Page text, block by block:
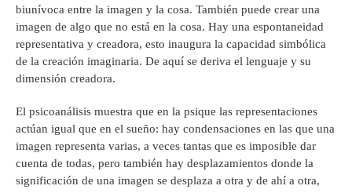
biunívoca entre la imagen y la cosa. También puede crear una
imagen de algo que no está en la cosa. Hay una espontaneidad
representativa y creadora, esto inaugura la capacidad simbólica
de la creación imaginaria. De aquí se deriva el lenguaje y su
dimensión creadora.
El psicoanálisis muestra que en la psique las representaciones
actúan igual que en el sueño: hay condensaciones en las que una
imagen representa varias, a veces tantas que es imposible dar
cuenta de todas, pero también hay desplazamientos donde la
significación de una imagen se desplaza a otra y de ahí a otra,